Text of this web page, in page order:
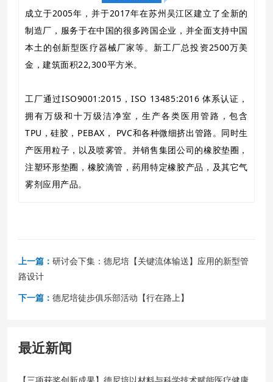
成立于2005年，并于2017年在苏州吴江区建立了全新的
制造厂，服务于在中国的很多跨国企业，并全面支持中国
本土的创新型医疗器械厂家等。新工厂总投资2500万美
金，建筑面积22,300平方米。
工厂通过ISO9001:2015，ISO 13485:2016 体系认证，
拥有万级和十万级洁净室，生产各类医用管路，包含
TPU，硅胶，PEBAX， PVC和各种微细挤出管路。同时生
产医用粒子，以及喷雾管。并销售集团公司的橡胶垫圈，
注塑环形垫圈，橡胶滴管，药用特定橡胶产品，及其它气
雾剂应用产品。
上一篇： 研讨会下集：德尼培【关键流体输送】应用的新型管
路设计
下一篇： 德尼培徒步俱乐部活动【行在路上】
最近新闻